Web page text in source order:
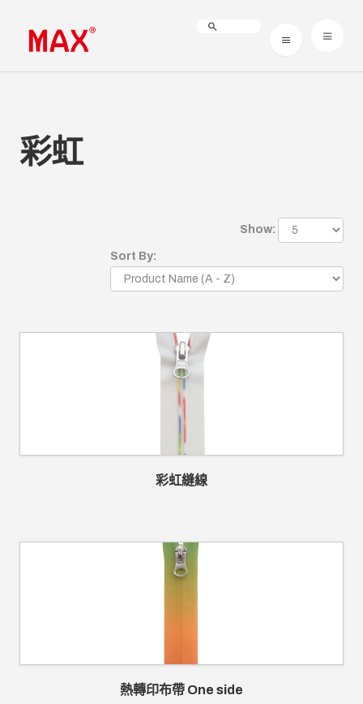
彩虹
Show:
Sort By:
彩虹縫線
熱轉印布帶 One side